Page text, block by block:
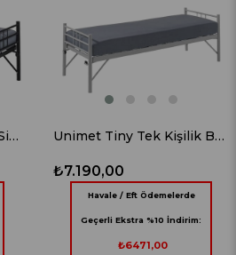
Unimet Tiny Tek Kişilik Siyah Metal Karyola 80X200 Unimet Tiny Tek Kişilik Beyaz Metal Karyola 80X200
₺7.190,00
Havale / Eft Ödemelerde
Geçerli Ekstra %10 İndirim:
₺6471,00